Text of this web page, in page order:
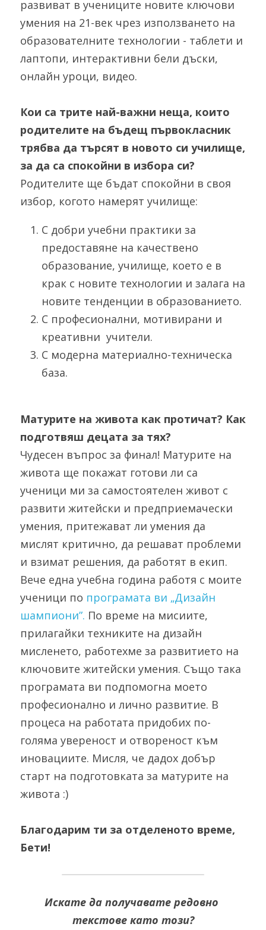
развиват в учениците новите ключови
умения на 21-век чрез използването на
образователните технологии - таблети и
лаптопи, интерактивни бели дъски,
онлайн уроци, видео.
Кои са трите най-важни неща, които
родителите на бъдещ първокласник
трябва да търсят в новото си училище,
за да са спокойни в избора си?
Родителите ще бъдат спокойни в своя
избор, когото намерят училище:
С добри учебни практики за
предоставяне на качествено
образование, училище, което е в
крак с новите технологии и залага на
новите тенденции в образованието.
С професионални, мотивирани и
креативни  учители.
С модерна материално-техническа
база.
Матурите на живота как протичат? Как
подготвяш децата за тях?
Чудесен въпрос за финал! Матурите на
живота ще покажат готови ли са
ученици ми за самостоятелен живот с
развити житейски и предприемачески
умения, притежават ли умения да
мислят критично, да решават проблеми
и взимат решения, да работят в екип.
Вече една учебна година работя с моите
ученици по програмата ви „Дизайн
шампиони”. По време на мисиите,
прилагайки техниките на дизайн
мисленето, работехме за развитието на
ключовите житейски умения. Също така
програмата ви подпомогна моето
професионално и лично развитие. В
процеса на работата придобих по-
голяма увереност и отвореност към
иновациите. Мисля, че дадох добър
старт на подготовката за матурите на
живота :)
Благодарим ти за отделеното време,
Бети!
Искате да получавате редовно
текстове като този?